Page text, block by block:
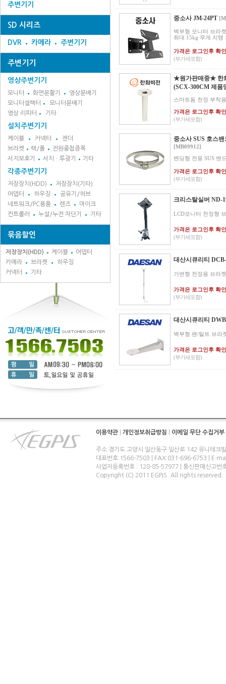
주변기기
SD 시리즈
DVR 카메라 주변기기
주변기기
영상주변기기
모니터 화면분활기
영상분배기
모니터셀렉터
모니터분배기
영상 리피터
기타
설치주변기기
케이블 커넥터
젠더
브라켓
랙/폴
전원중첩증폭
서지보호기
서치ㆍ투광기 기타
각종주변기기
저장장치(HDD)
저장장치(기타)
어뎁터
하우징
공유기/허브
네트워크/PC용품
렌즈
마이크
컨트롤러
누설/누전 차단기 기타
묶음할인
저장장치(HDD) 케이블
어뎁터
카메라
브라켓
하우징
커넥터
기타
중소사 JM-24PT
벽부형 모니터 브라
최대 15kg 무게 지탱
가격은 로그인후 확인
(부가세포함)
★원가판매중★ 한
(SCX-300CM 제품
스마트돔 천정 부착
가격은 로그인후 확인
(부가세포함)
중소사 SUS 호스
[MB09912]
벤딩형 전용 SUS 밴
가격은 로그인후 확인
(부가세포함)
크리스탈실버 ND-
LCD모니터 천정형
가격은 로그인후 확인
(부가세포함)
대산시큐리티
가변형 천정용 브라
가격은 로그인후 확인
(부가세포함)
대산시큐리티
벽부형 팬/틸트 브라
가격은 로그인후 확인
(부가세포함)
이용약관 개인정보취급방침 이메일 무단 수집거부
주소:경기도 고양시 일산동구 일산로 142 유니테크
대표번호:1566-7503 | FAX:031-696-6753 | E-
사업자등록번호 : 128-85-57977 | 통신판매신고번
Copyright (C) 2011 EGPIS. All rights reserved.